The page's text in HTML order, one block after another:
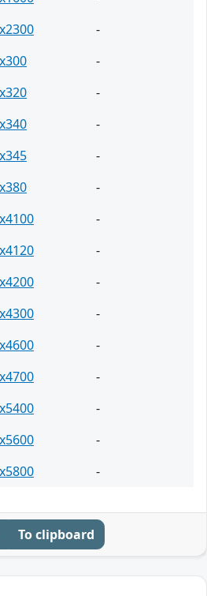
-
-
-
-
-
-
-
-
-
-
-
-
-
-
-
To clipboard